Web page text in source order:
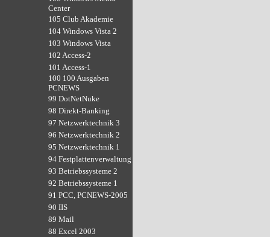
Center
105 Club Akademie
104 Windows Vista 2
103 Windows Vista
102 Access-2
101 Access-1
100 100 Ausgaben
PCNEWS
99 DotNetNuke
98 Direkt-Banking
97 Netzwerktechnik 3
96 Netzwerktechnik 2
95 Netzwerktechnik 1
94 Festplattenverwaltung
93 Betriebssysteme 2
92 Betriebssysteme 1
91 PCC, PCNEWS-2005
90 IIS
89 Mail
88 Excel 2003